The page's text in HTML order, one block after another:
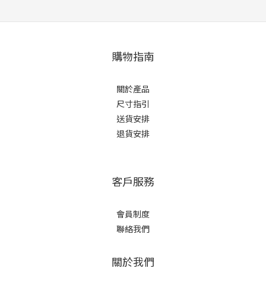
購物指南
關於產品
尺寸指引
送貨安排
退貨安排
客戶服務
會員制度
聯絡我們
關於我們